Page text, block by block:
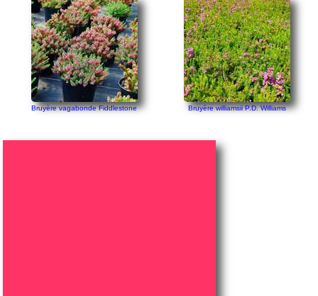
Bruyère vagabonde Fiddlestone Bruyère williamsii P.D. Williams